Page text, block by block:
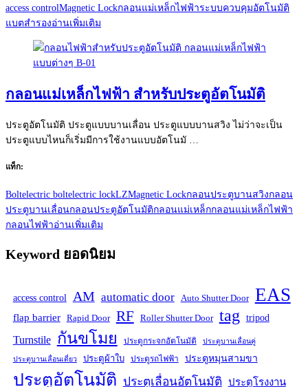
access controlMagnetic Lockกลอนแม่เหล็กไฟฟ้าระบบควบคุมอัตโนมัติ
แบตสำรองอ่านเพิ่มเติม
กลอนแม่เหล็กไฟฟ้า สำหรับประตูอัตโนมัติ
ประตูอัตโนมัติ ประตูแบบบานเลื่อน ประตูแบบบานสวิง ไม่ว่าจะเป็น
ประตูแบบไหนก็เริ่มมีการใช้งานแบบอัตโนมั …
แท็ก:
Boltelectric boltelectric lockLZMagnetic Lockกลอนประตูบานสวิงกลอน
ประตูบานเลื่อนกลอนประตูอัตโนมัติกลอนแม่เหล็กกลอนแม่เหล็กไฟฟ้า
กลอนไฟฟ้าอ่านเพิ่มเติม
Keyword ยอดนิยม
access control AM automatic door Auto Shutter Door EAS
flap barrier Rapid Door RF Roller Shutter Door tag tripod
Turnstile กันขโมย ประตูกระจกอัตโนมัติ ประตูบานเลื่อนคู่
ประตูบานเลื่อนเดี่ยว ประตูผ้าใบ ประตูรถไฟฟ้า ประตูหมุนสามขา
ประตูอัตโนมัติ ประตูเลื่อนอัตโนมัติ ประตูโรงงาน